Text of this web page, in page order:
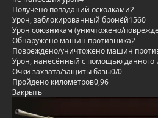
Получено попаданий осколками2
Урон, заблокированный бронёй1560
Урон союзникам (уничтожено/
Обнаружено машин противника2
Повреждено/уничтожено машин
Урон, нанесённый с помощью данного
Очки захвата/защиты базы0/0
Пройдено километров0,96
Закрыть